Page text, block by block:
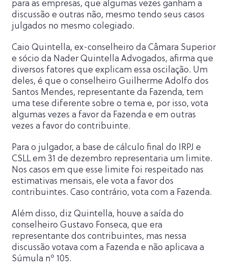
para as empresas, que algumas vezes ganham a
discussão e outras não, mesmo tendo seus casos
julgados no mesmo colegiado.
Caio Quintella, ex-conselheiro da Câmara Superior
e sócio da Nader Quintella Advogados, afirma que
diversos fatores que explicam essa oscilação. Um
deles, é que o conselheiro Guilherme Adolfo dos
Santos Mendes, representante da Fazenda, tem
uma tese diferente sobre o tema e, por isso, vota
algumas vezes a favor da Fazenda e em outras
vezes a favor do contribuinte.
Para o julgador, a base de cálculo final do IRPJ e
CSLL em 31 de dezembro representaria um limite.
Nos casos em que esse limite foi respeitado nas
estimativas mensais, ele vota a favor dos
contribuintes. Caso contrário, vota com a Fazenda.
Além disso, diz Quintella, houve a saída do
conselheiro Gustavo Fonseca, que era
representante dos contribuintes, mas nessa
discussão votava com a Fazenda e não aplicava a
Súmula nº 105.